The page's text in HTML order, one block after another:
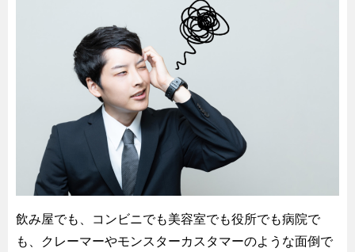
飲み屋でも、コンビニでも美容室でも役所でも病院で
も、クレーマーやモンスターカスタマーのような面倒で